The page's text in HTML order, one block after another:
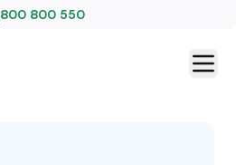
800 800 550